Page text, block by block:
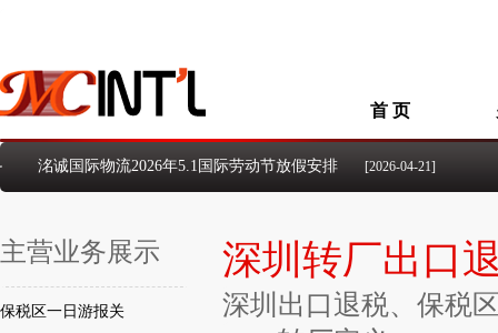
首 页
洺诚国际物流2026年5.1国际劳动节放假安排 [2026-04-21]
洺诚国际物流2026年清明假期放假安排[2026-03-30]
洺诚国际物流2025年国庆、中秋假期放假安排 [2025-09-26]
洺诚国际物流2024年国庆节放假安排的通知[2024-09-23]
洺诚国际物流2024年中秋佳节放假安排的通知[2024-09-14]
洺诚国际物流关于2026年“端午节”假期安排的通知
主营业务展示
保税区一日游报关
深圳转厂出口
深圳出口退税、 保税